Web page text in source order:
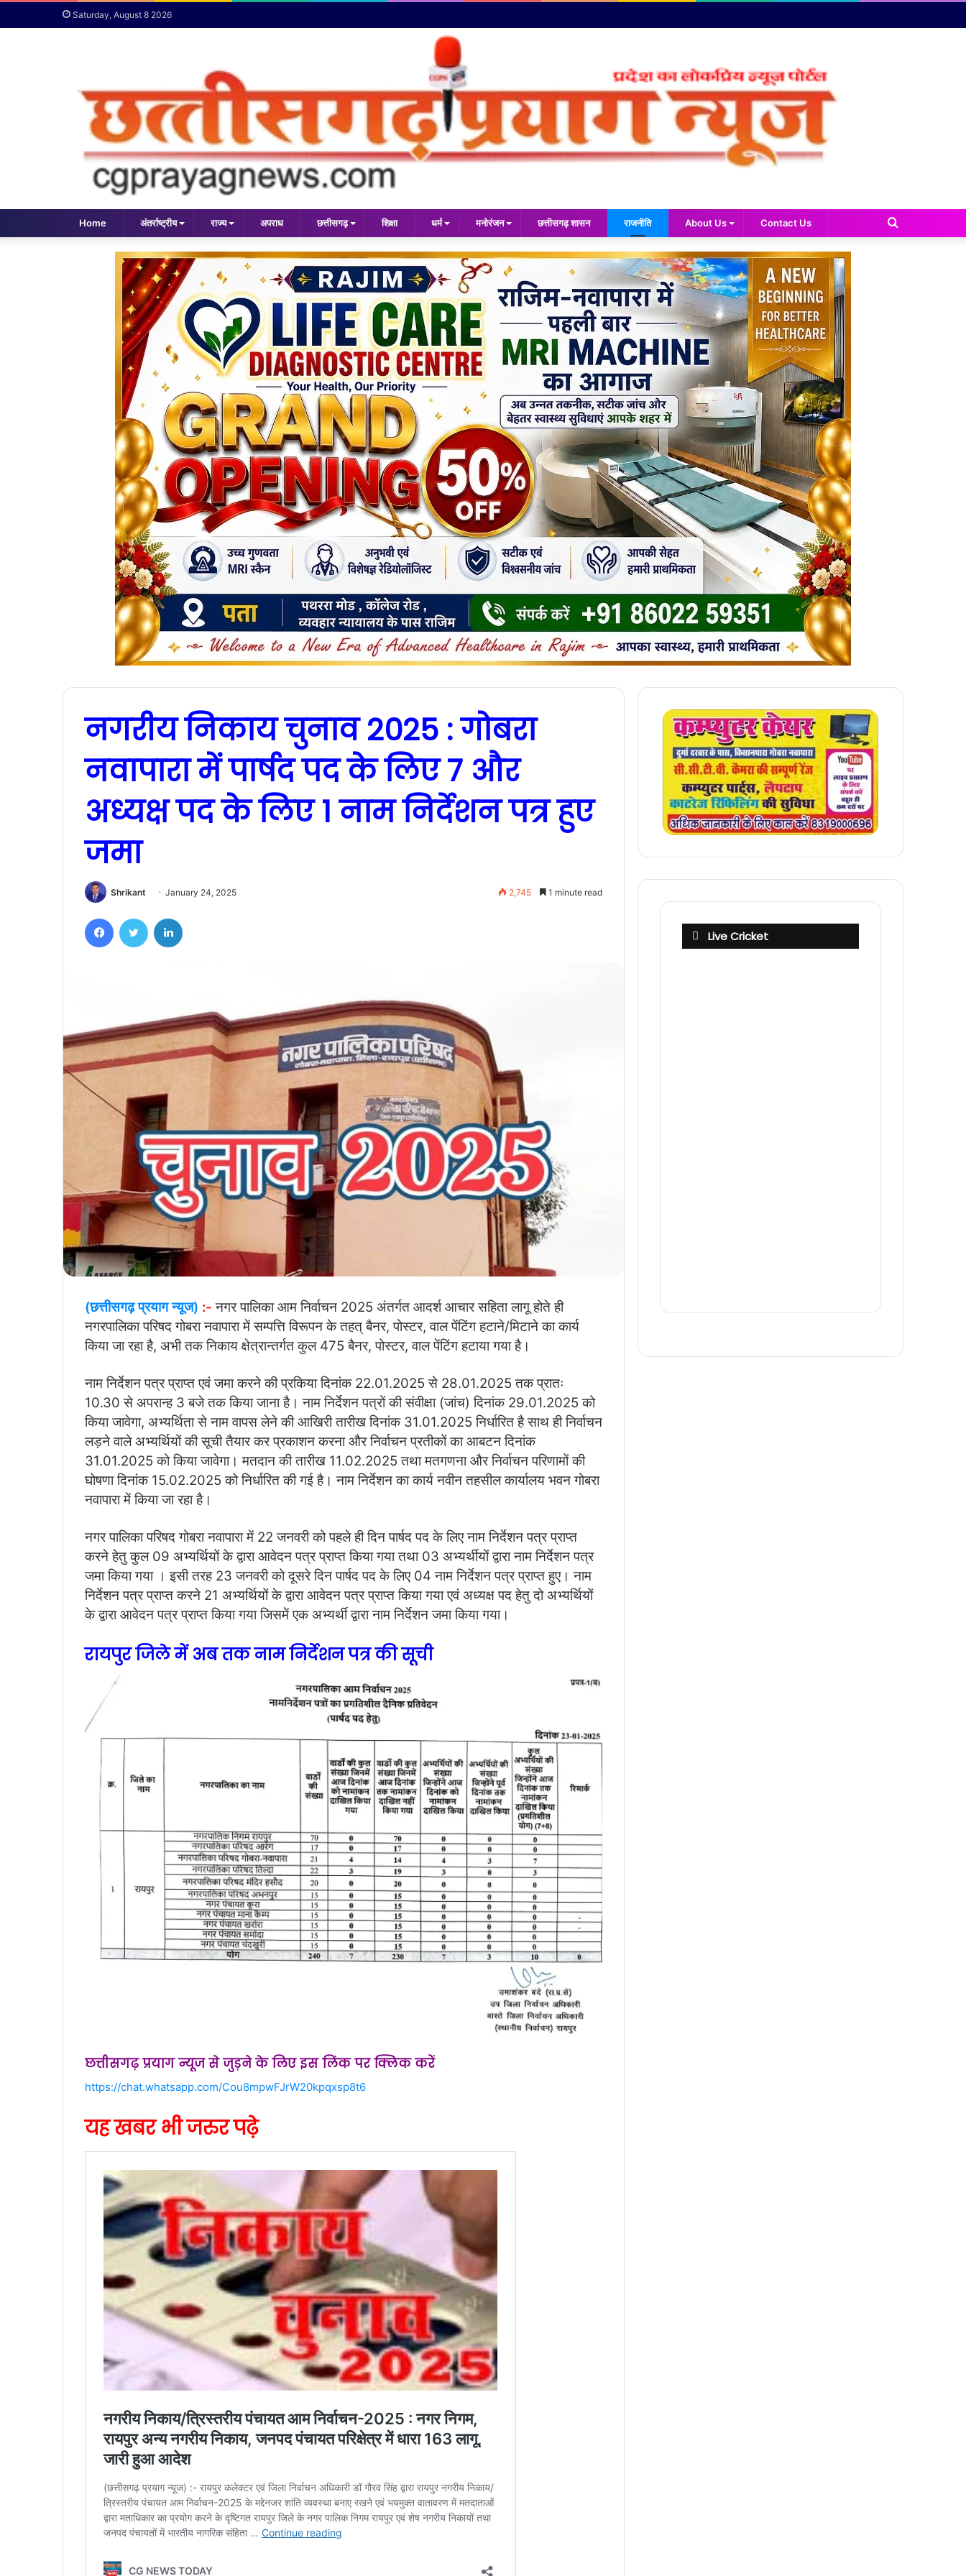
Saturday, August 8 2026
Home अंतर्राष्ट्रीय राज्य अपराध छत्तीसगढ़ शिक्षा धर्म मनोरंजन छत्तीसगढ़ शासन राजनीति About Us Contact Us
Search
नगरीय निकाय चुनाव 2025 : गोबरा
नवापारा में पार्षद पद के लिए 7 और
अध्यक्ष पद के लिए 1 नाम निर्देशन पत्र हुए
जमा
Shrikant January 24, 2025 2,745 1 minute read
(छत्तीसगढ़ प्रयाग न्यूज) :- नगर पालिका आम निर्वाचन 2025 अंतर्गत आदर्श आचार सहिता लागू होते ही
नगरपालिका परिषद गोबरा नवापारा में सम्पत्ति विरूपन के तहत् बैनर, पोस्टर, वाल पेंटिंग हटाने/मिटाने का कार्य
किया जा रहा है, अभी तक निकाय क्षेत्रान्तर्गत कुल 475 बैनर, पोस्टर, वाल पेंटिंग हटाया गया है।
नाम निर्देशन पत्र प्राप्त एवं जमा करने की प्रकिया दिनांक 22.01.2025 से 28.01.2025 तक प्रातः
10.30 से अपरान्ह 3 बजे तक किया जाना है। नाम निर्देशन पत्रों की संवीक्षा (जांच) दिनांक 29.01.2025 को
किया जावेगा, अभ्यर्थिता से नाम वापस लेने की आखिरी तारीख दिनांक 31.01.2025 निर्धारित है साथ ही निर्वाचन
लड़ने वाले अभ्यर्थियों की सूची तैयार कर प्रकाशन करना और निर्वाचन प्रतीकों का आबटन दिनांक
31.01.2025 को किया जावेगा। मतदान की तारीख 11.02.2025 तथा मतगणना और निर्वाचन परिणामों की
घोषणा दिनांक 15.02.2025 को निर्धारित की गई है। नाम निर्देशन का कार्य नवीन तहसील कार्यालय भवन गोबरा
नवापारा में किया जा रहा है।
नगर पालिका परिषद गोबरा नवापारा में 22 जनवरी को पहले ही दिन पार्षद पद के लिए नाम निर्देशन पत्र प्राप्त
करने हेतु कुल 09 अभ्यर्थियों के द्वारा आवेदन पत्र प्राप्त किया गया तथा 03 अभ्यर्थीयों द्वारा नाम निर्देशन पत्र
जमा किया गया । इसी तरह 23 जनवरी को दूसरे दिन पार्षद पद के लिए 04 नाम निर्देशन पत्र प्राप्त हुए। नाम
निर्देशन पत्र प्राप्त करने 21 अभ्यर्थियों के द्वारा आवेदन पत्र प्राप्त किया गया एवं अध्यक्ष पद हेतु दो अभ्यर्थियों
के द्वारा आवेदन पत्र प्राप्त किया गया जिसमें एक अभ्यर्थी द्वारा नाम निर्देशन जमा किया गया।
रायपुर जिले में अब तक नाम निर्देशन पत्र की सूची
छत्तीसगढ़ प्रयाग न्यूज से जुड़ने के लिए इस लिंक पर क्लिक करें
https://chat.whatsapp.com/Cou8mpwFJrW20kpqxsp8t6
यह खबर भी जरुर पढ़े
Live Cricket